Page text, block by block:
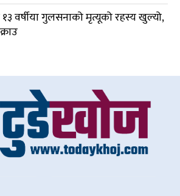
वर्षीया गुलसनाको मृत्यूको रहस्य खुल्यो,